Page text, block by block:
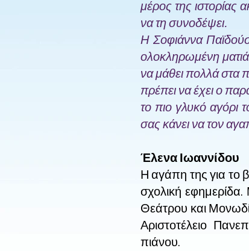
μέρος της ιστορίας
να τη συνοδέψει.
Η Σοφιάννα
ολοκληρωμένη
να μάθει πολλά στα
πρέπει να έχει ο
το πιο γλυκό αγόρι
σας κάνει να τον
Έλενα Ιωαννίδου
Η αγάπη της για το
σχολική
Θεάτρου και
Αριστοτέλειο
πιάνου.